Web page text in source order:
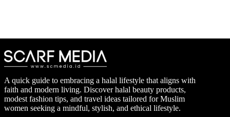
A quick guide to embracing a halal lifestyle that aligns with
faith and modern living. Discover halal beauty products,
modest fashion tips, and travel ideas tailored for Muslim
women seeking a mindful, stylish, and ethical lifestyle.